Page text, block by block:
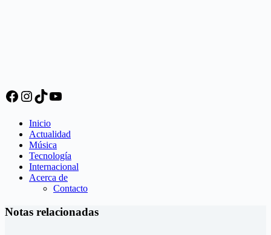
Facebook
Instagram
TikTok
YouTube
Inicio
Actualidad
Música
Tecnología
Internacional
Acerca de
Contacto
Notas relacionadas